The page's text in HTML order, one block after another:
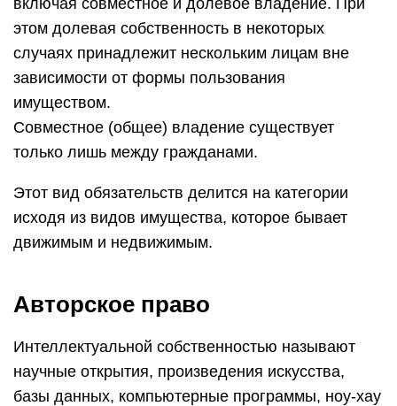
включая совместное и долевое владение. При
этом долевая собственность в некоторых
случаях принадлежит нескольким лицам вне
зависимости от формы пользования
имуществом.
Совместное (общее) владение существует
только лишь между гражданами.
Этот вид обязательств делится на категории
исходя из видов имущества, которое бывает
движимым и недвижимым.
Авторское право
Интеллектуальной собственностью называют
научные открытия, произведения искусства,
базы данных, компьютерные программы, ноу-хау